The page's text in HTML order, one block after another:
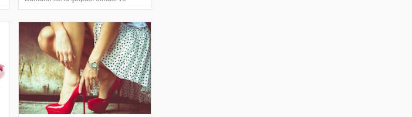
hansı şəraitdə yetişdirilməsi isə sual
məhsullar həqiqətən kənd
şəraitindəmi yetişdirilir?. bildirir ki